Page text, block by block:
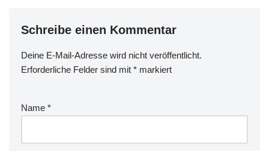
Schreibe einen Kommentar
Deine E-Mail-Adresse wird nicht veröffentlicht.
Erforderliche Felder sind mit * markiert
Name *